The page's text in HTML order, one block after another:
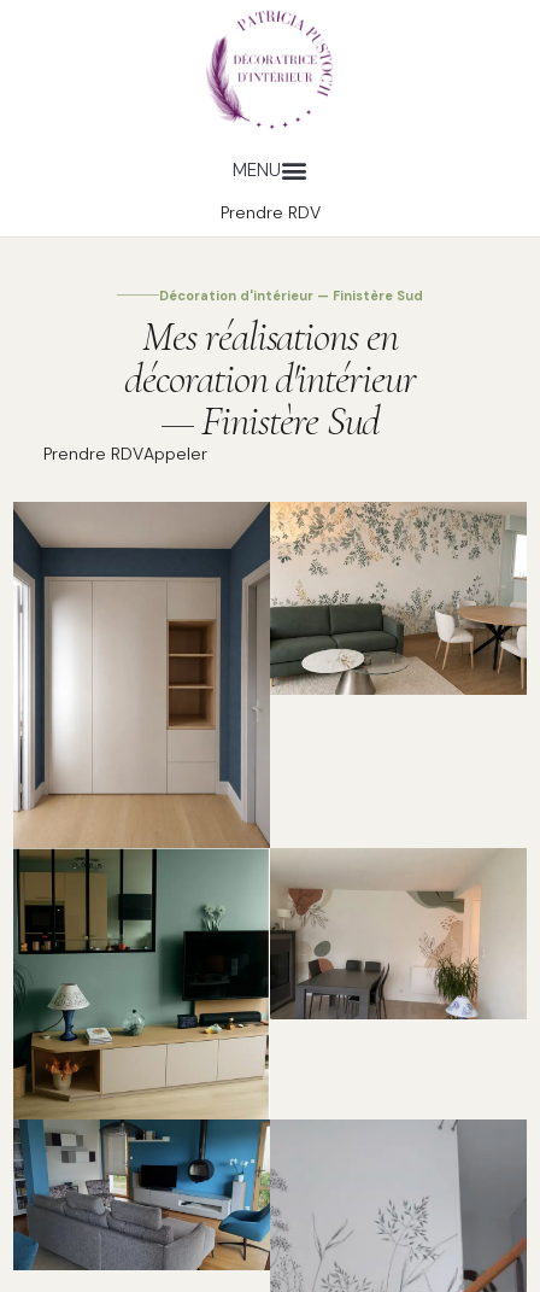
Prendre RDV
Décoration d'intérieur — Finistère Sud
Mes réalisations en
décoration d'intérieur
— Finistère Sud
Prendre RDVAppeler
Meuble d’entrée sur mesure
Aménagement intérieur
complet salon et séjour
Rénovation peinture salon à
Quimper – Teinte vert
moderne
Rénovation peinture cuisine
Quimper – Teinte terracotta
avec peinture bleu à
Quimper